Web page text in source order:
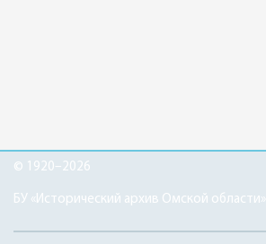
© 1920–2026
БУ «Исторический архив Омской области»